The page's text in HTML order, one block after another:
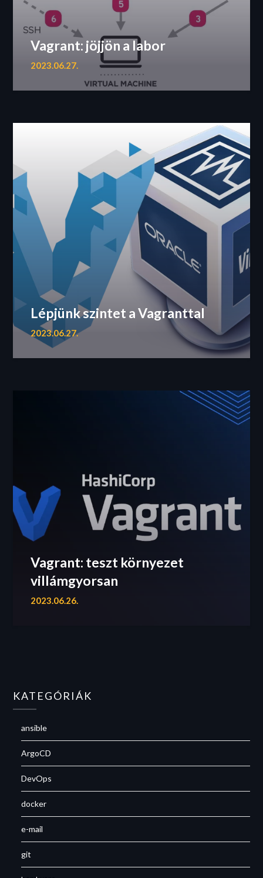
Vagrant: jöjjön a labor
2023.06.27.
Lépjünk szintet a Vagranttal
2023.06.27.
Vagrant: teszt környezet
villámgyorsan
2023.06.26.
KATEGÓRIÁK
ansible
ArgoCD
DevOps
docker
e-mail
git